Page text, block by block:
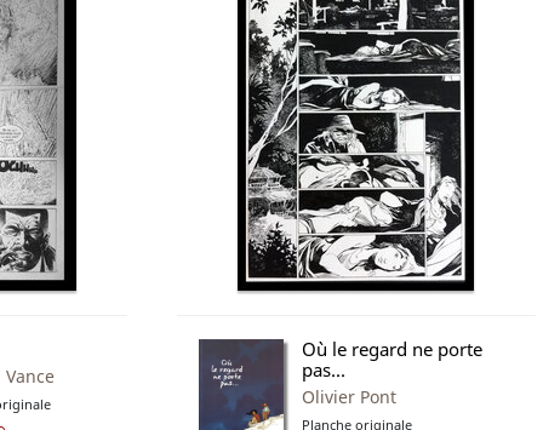
Où le regard ne porte
pas...
Olivier Pont
Planche originale